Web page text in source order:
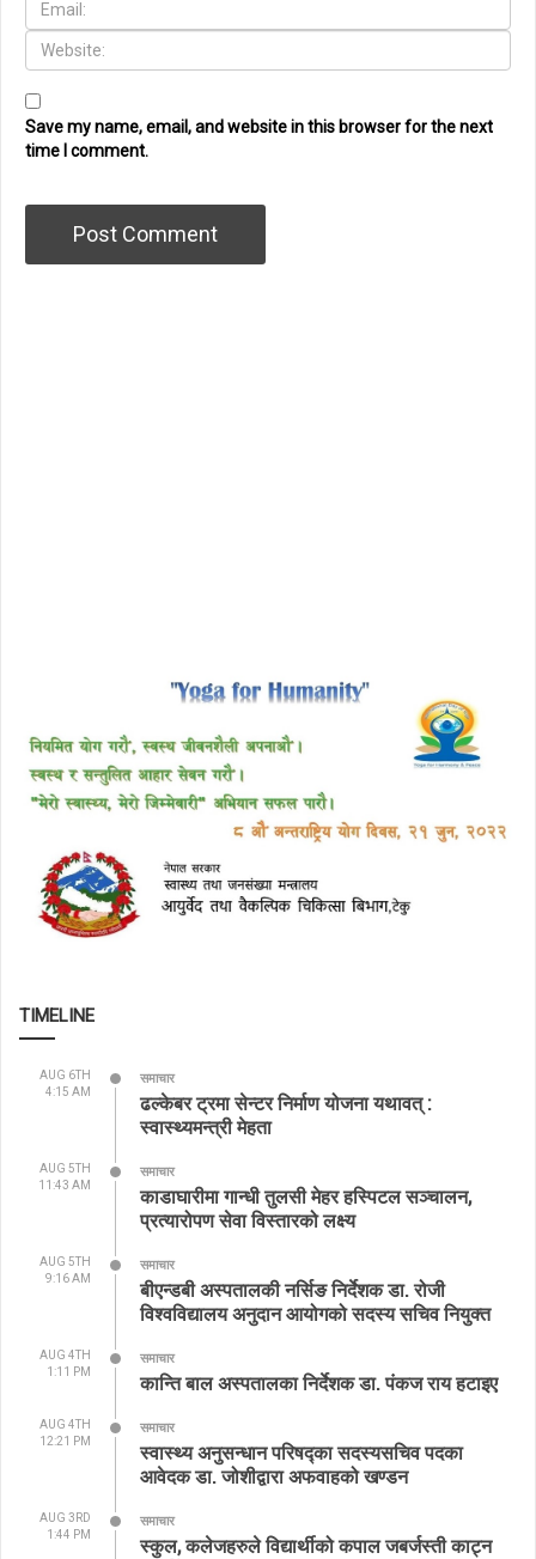
Save my name, email, and website in this browser for the next
time I comment.
TIMELINE
AUG 6TH
4:15 AM
समाचार
ढल्केबर ट्रमा सेन्टर निर्माण योजना यथावत् :
स्वास्थ्यमन्त्री मेहता
AUG 5TH
11:43 AM
समाचार
काडाघारीमा गान्धी तुलसी मेहर हस्पिटल सञ्चालन,
प्रत्यारोपण सेवा विस्तारको लक्ष्य
AUG 5TH
9:16 AM
समाचार
बीएन्डबी अस्पतालकी नर्सिङ निर्देशक डा. रोजी
विश्वविद्यालय अनुदान आयोगको सदस्य सचिव नियुक्त
AUG 4TH
1:11 PM
समाचार
कान्ति बाल अस्पतालका निर्देशक डा. पंकज राय हटाइए
AUG 4TH
12:21 PM
समाचार
स्वास्थ्य अनुसन्धान परिषद्का सदस्यसचिव पदका
आवेदक डा. जोशीद्वारा अफवाहको खण्डन
AUG 3RD
1:44 PM
समाचार
स्कुल, कलेजहरुले विद्यार्थीको कपाल जबर्जस्ती काट्न